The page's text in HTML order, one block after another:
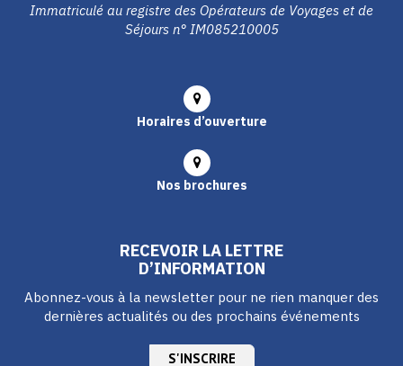
Immatriculé au registre des Opérateurs de Voyages et de
Séjours n° IM085210005
Horaires d’ouverture
Nos brochures
RECEVOIR LA LETTRE
D’INFORMATION
Abonnez-vous à la newsletter pour ne rien manquer des
dernières actualités ou des prochains événements
S'INSCRIRE